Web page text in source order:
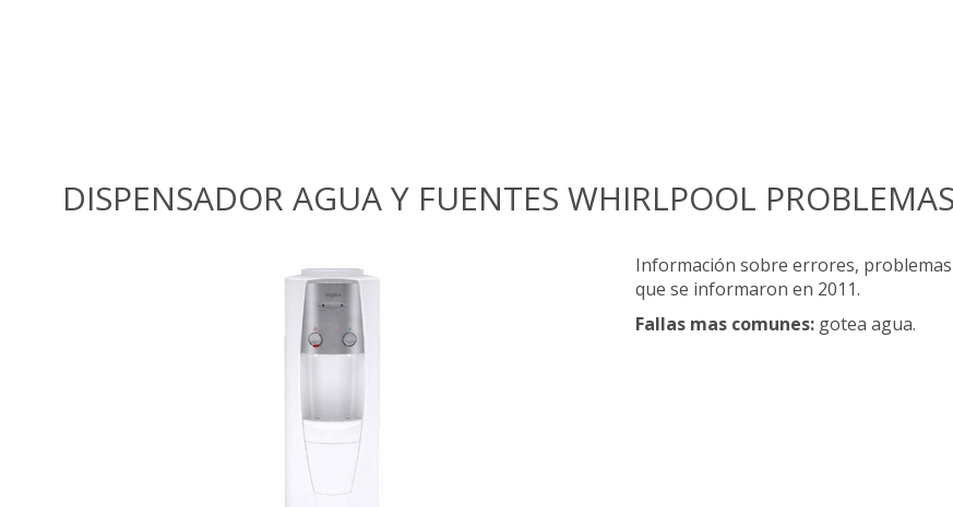
DISPENSADOR AGUA Y FUENTES WHIRLPOOL PROBLEMAS
Información sobre errores,
que se informaron en 2011.
Fallas mas comunes: gotea agua.